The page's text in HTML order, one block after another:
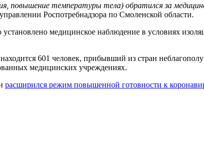
повышение температуры тела) обратился за
Роспотребнадзора по Смоленской области.
медицинское наблюдение в условиях
601 человек, прибывший из стран
медицинских учреждениях.
расширился режим повышенной готовности к